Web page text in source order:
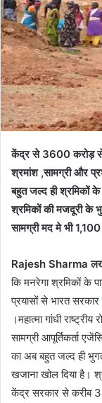
केंद्र से 3600 करोड़ से
श्रमांश ,सामग्री और
बहुत जल्द ही श्रमिकों के
श्रमिकों की मजदूरी के
सामग्री मद मे भी
Rajesh Sharma
कि मनरेगा श्रमिकों के
प्रयासों से भारत सरकार
।महात्मा गांधी
सामग्री आपूर्तिकर्ता
का अब बहुत जल्द ही
खजाना खोल दिया है।
केंद्र सरकार से करीब